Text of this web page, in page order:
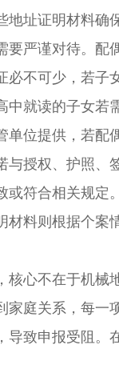
址证明材料确
严谨对待。配
必不可少，若子
中就读的子女
单位提供，若
与授权、护照
或符合相关规定
材料则根据个
心不在于机械
家庭关系，每
导致申报受阻